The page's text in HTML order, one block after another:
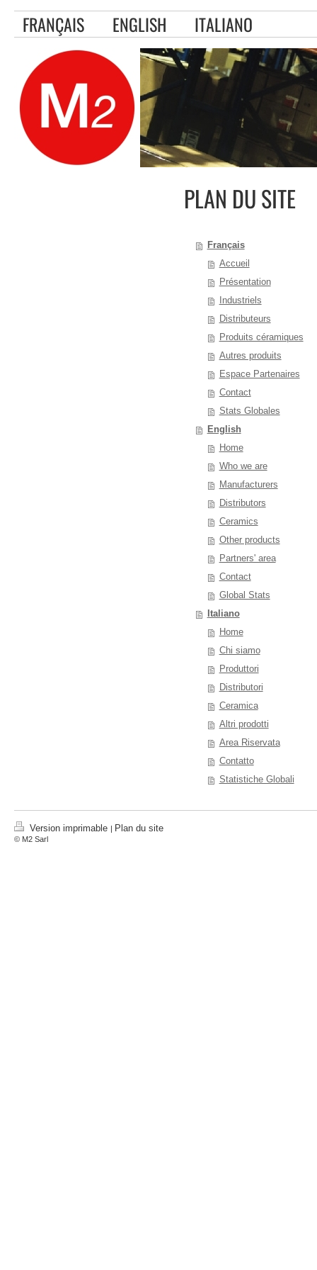
FRANÇAIS ENGLISH ITALIANO
PLAN DU SITE
Français
Accueil
Présentation
Industriels
Distributeurs
Produits céramiques
Autres produits
Espace Partenaires
Contact
Stats Globales
English
Home
Who we are
Manufacturers
Distributors
Ceramics
Other products
Partners' area
Contact
Global Stats
Italiano
Home
Chi siamo
Produttori
Distributori
Ceramica
Altri prodotti
Area Riservata
Contatto
Statistiche Globali
Version imprimable | Plan du site
© M2 Sarl